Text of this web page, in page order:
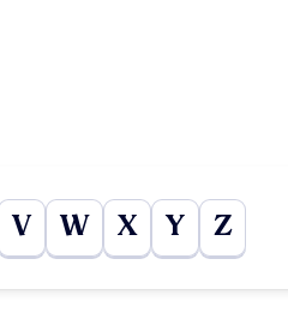
V W X Y Z